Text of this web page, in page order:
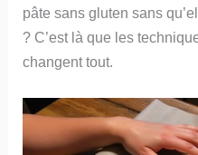
pâte sans gluten sans
? C’est là que les
changent tout.